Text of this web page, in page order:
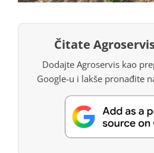
Čitate
Dodajte Agroservis kao
Google-u i lakše pronađite